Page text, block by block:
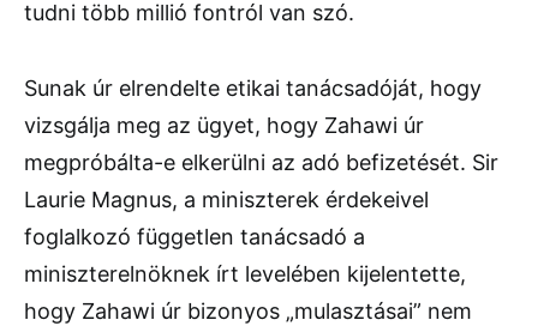
tudni több millió fontról van szó.
Sunak úr elrendelte etikai tanácsadóját, hogy
vizsgálja meg az ügyet, hogy Zahawi úr
megpróbálta-e elkerülni az adó befizetését. Sir
Laurie Magnus, a miniszterek érdekeivel
foglalkozó független tanácsadó a
miniszterelnöknek írt levelében kijelentette,
hogy Zahawi úr bizonyos „mulasztásai” nem